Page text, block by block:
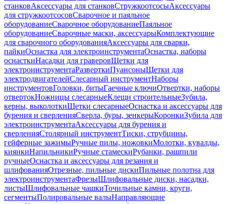
станковАксессуары для станковСтружкоотсосыАксессуары
для стружкоотсосовСварочное и паяльное
оборудованиеСварочное оборудованиеПаяльное
оборудованиеСварочные маски, аксессуарыКомплектующие
для сварочного оборудованияАксессуары для сварки,
пайкиОснастка для электроинструментаОснастка, наборы
оснасткиНасадки для граверовЩетки для
электроинструментаРазверткиПуансоныЩетки для
электродвигателейСлесарный инструментНаборы
инструментовГоловки, битыГаечные ключиОтвертки, наборы
отвертокНожницы слесарныеКлещи строительныеЗубила,
керны, выколоткиЩетки слесарныеОснастка и аксессуары для
бурения и сверленияСверла, буры, зенкерыКоронкиЗубила для
электроинструментаАксессуары для бурения и
сверленияСтолярный инструментТиски, струбцины,
гейферные зажимыРучные пилы, ножовкиМолотки, кувалды,
киянкиНапильникиРучные стамескиРубанки, рашпили
ручныеОснастка и аксессуары для резания и
шлифованияОтрезные, пильные дискиПильные полотна для
электроинструментаФрезыШлифовальные диски, насадки,
листыШлифовальные чашкиТочильные камни, круги,
сегментыПолировальные валыНаправляющие